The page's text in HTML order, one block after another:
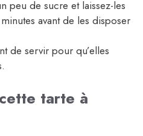
peu de sucre et laissez-les
avant de les disposer
de servir pour qu’elles
tarte à